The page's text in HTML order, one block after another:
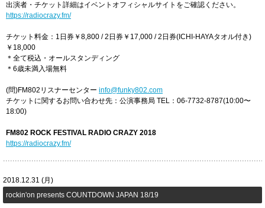
出演者・チケット詳細はイベントオフィシャルサイトをご確認ください。
https://radiocrazy.fm/
チケット料金：1日券￥8,800 / 2日券￥17,000 / 2日券(ICHI-HAYAタオル付き)
￥18,000
＊全て税込・オールスタンディング
＊6歳未満入場無料
(問)FM802リスナーセンター info@funky802.com
チケットに関するお問い合わせ先：公演事務局 TEL：06-7732-8787(10:00〜
18:00)
FM802 ROCK FESTIVAL RADIO CRAZY 2018
https://radiocrazy.fm/
2018.12.31 (月)
rockin'on presents COUNTDOWN JAPAN 18/19